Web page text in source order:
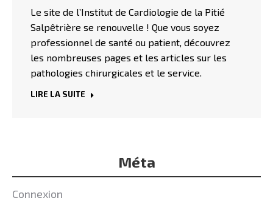
Le site de l’Institut de Cardiologie de la Pitié
Salpêtrière se renouvelle ! Que vous soyez
professionnel de santé ou patient, découvrez
les nombreuses pages et les articles sur les
pathologies chirurgicales et le service.
LIRE LA SUITE
Méta
Connexion